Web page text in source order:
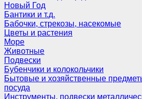
Новый Год
Бантики и т.д.
Бабочки, стрекозы, насекомые
Цветы и растения
Море
Животные
Подвески
Бубенчики и колокольчики
Бытовые и хозяйственные
посуда
Инструменты, подвески